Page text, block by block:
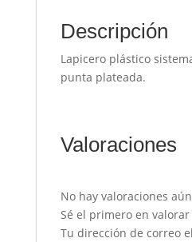
Descripción
Lapicero plástico
punta plateada.
Valoraciones
No hay valoraciones
Sé el primero en valorar
Tu dirección de correo